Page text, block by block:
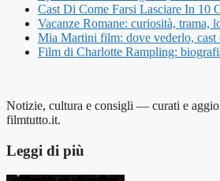
Cast Di Come Farsi Lasciare In 10
Vacanze Romane: curiosità, trama,
Mia Martini film: dove vederlo, cast
Film di Charlotte Rampling:
Notizie, cultura e consigli — curati e
filmtutto.it.
Leggi di più